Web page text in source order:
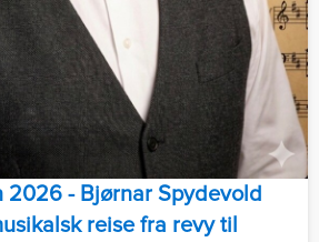
2026 - Bjørnar Spydevold
reise fra revy til